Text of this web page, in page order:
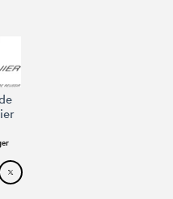
cet article sur
Partager cet article sur